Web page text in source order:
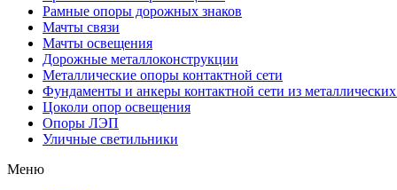
Рамные опоры дорожных знаков
Мачты связи
Мачты освещения
Дорожные металлоконструкции
Металлические опоры контактной сети
Фундаменты и анкеры контактной сети из
Цоколи опор освещения
Опоры ЛЭП
Уличные светильники
Меню